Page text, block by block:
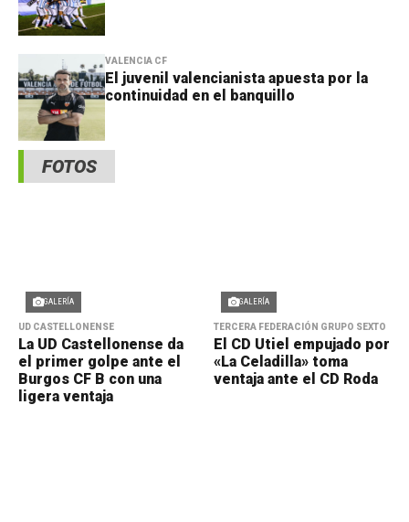
VALENCIA CF
El juvenil valencianista apuesta por la
continuidad en el banquillo
FOTOS
GALERÍA
UD CASTELLONENSE
La UD Castellonense da
el primer golpe ante el
Burgos CF B con una
ligera ventaja
GALERÍA
TERCERA FEDERACIÓN GRUPO SEXTO
El CD Utiel empujado por
«La Celadilla» toma
ventaja ante el CD Roda